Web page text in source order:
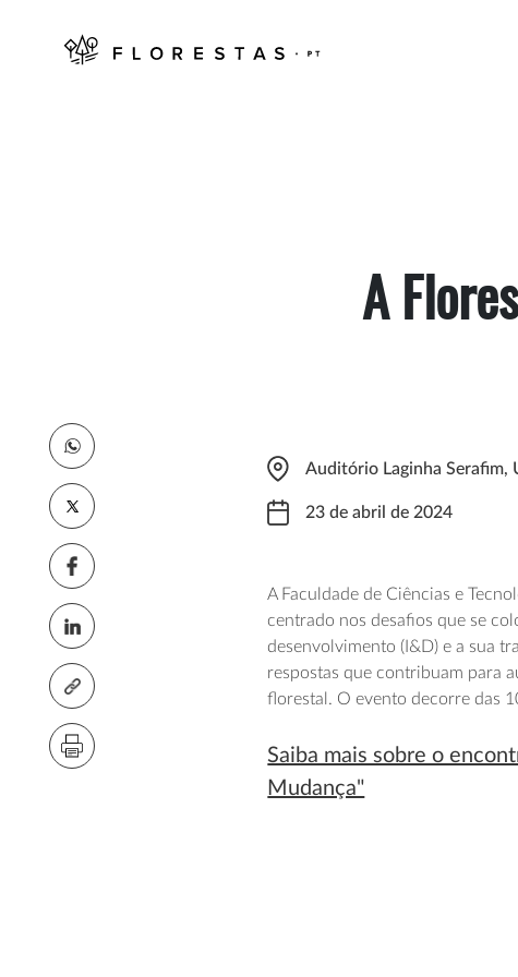
A
Auditório Laginha Serafim,
23 de abril de 2024
A Faculdade de Ciências e
centrado nos desafios que se
desenvolvimento (I&D) e a sua
respostas que contribuam para
florestal. O evento decorre das
Saiba mais sobre o
Mudança"